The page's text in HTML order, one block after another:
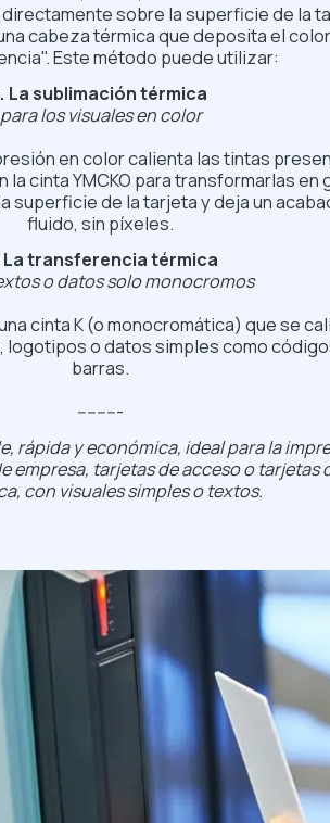
sobre la superficie de la
cabeza térmica que deposita el
Este método puede utilizar:
La sublimación térmica
para los visuales en color
en color calienta las tintas
cinta YMCKO para transformarlas en
superficie de la tarjeta y deja un
fluido, sin píxeles.
La transferencia térmica
o datos solo monocromos
cinta K (o monocromática) que se
logotipos o datos simples como
barras.
---------
rápida y económica, ideal para la
empresa, tarjetas de acceso o tarjetas
con visuales simples o textos.